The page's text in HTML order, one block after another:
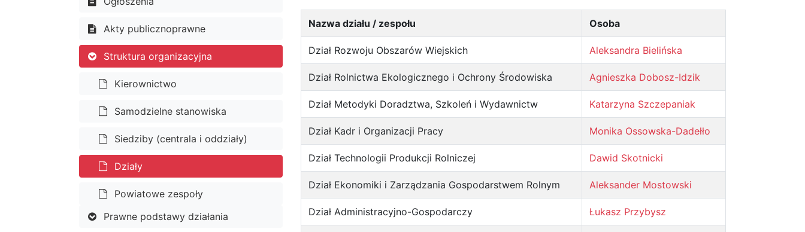
Akty publicznoprawne
Struktura organizacyjna
Kierownictwo
Samodzielne stanowiska
Siedziby (centrala i oddziały)
Działy
Powiatowe zespoły
Prawne podstawy działania
Nazwa działu / zespołu Osoba
Dział Rozwoju Obszarów Wiejskich Aleksandra Bielińska
Dział Rolnictwa Ekologicznego i Ochrony Środowiska Agnieszka Dobosz-Idzik
Dział Metodyki Doradztwa, Szkoleń i Wydawnictw Katarzyna Szczepaniak
Dział Kadr i Organizacji Pracy Monika Ossowska-Dadełło
Dział Technologii Produkcji Rolniczej Dawid Skotnicki
Dział Ekonomiki i Zarządzania Gospodarstwem Rolnym Aleksander Mostowski
Dział Administracyjno-Gospodarczy Łukasz Przybysz